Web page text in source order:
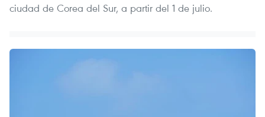
ciudad de Corea del Sur, a partir del 1 de julio.